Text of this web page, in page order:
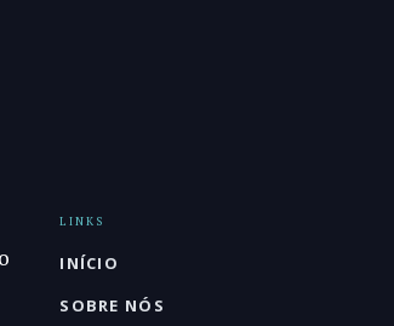
LINKS
INÍCIO
SOBRE NÓS